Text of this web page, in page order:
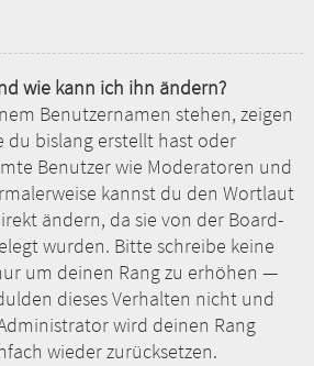
wie kann ich ihn ändern?
Benutzernamen stehen, zeigen
du bislang erstellt hast oder
Benutzer wie Moderatoren und
kannst du den Wortlaut
ändern, da sie von der Board-
wurden. Bitte schreibe keine
um deinen Rang zu erhöhen —
dieses Verhalten nicht und
wird deinen Rang
wieder zurücksetzen.